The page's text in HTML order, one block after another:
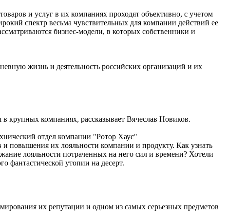
и услуг в их компаниях проходят объективно, с учетом
спектр весьма чувствительных для компании действий ее
бизнес-модели, в которых собственники и
жизнь и деятельность российских организаций и их
крупных компаниях, рассказывает Вячеслав Новиков.
отдел компании "Ротор Хаус"
повышения их лояльности компании и продукту. Как узнать
лояльности потраченных на него сил и времени? Хотели
фантастической утопии на десерт.
их репутации и одном из самых серьезных предметов